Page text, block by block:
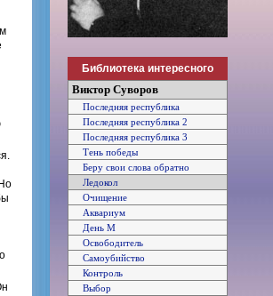
Библиотека интересного
Виктор Суворов
Последняя республика
Последняя республика 2
Последняя республика 3
Тень победы
Беру свои слова обратно
Ледокол
Очищение
Аквариум
День М
Освободитель
Самоубийство
Контроль
Выбор